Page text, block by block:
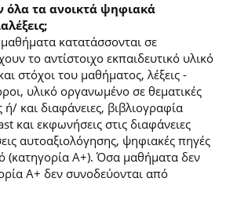
όλα τα ανοικτά ψηφιακά
κατατάσσονται σε
το αντίστοιχο εκπαιδευτικό υλικό
στόχοι του μαθήματος, λέξεις -
υλικό οργανωμένο σε θεματικές
ή/ και διαφάνειες, βιβλιογραφία
και εκφωνήσεις στις διαφάνειες
αυτοαξιολόγησης, ψηφιακές πηγές
(κατηγορία Α+). Όσα μαθήματα δεν
Α+ δεν συνοδεύονται από